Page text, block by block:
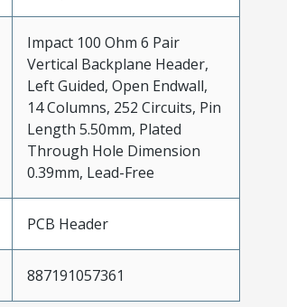
Impact 100 Ohm 6 Pair
Vertical Backplane Header,
Left Guided, Open Endwall,
14 Columns, 252 Circuits, Pin
Length 5.50mm, Plated
Through Hole Dimension
0.39mm, Lead-Free
PCB Header
887191057361